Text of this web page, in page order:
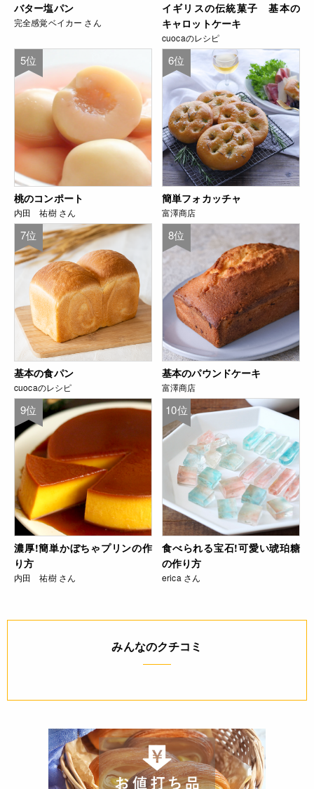
バター塩パン
完全感覚ベイカー さん
イギリスの伝統菓子 基本の
キャロットケーキ
cuocaのレシピ
5位
桃のコンポート
内田 祐樹 さん
6位
簡単フォカッチャ
富澤商店
7位
基本の食パン
cuocaのレシピ
8位
基本のパウンドケーキ
富澤商店
9位
濃厚!簡単かぼちゃプリンの作
り方
内田 祐樹 さん
10位
食べられる宝石!可愛い琥珀糖
の作り方
erica さん
みんなのクチコミ